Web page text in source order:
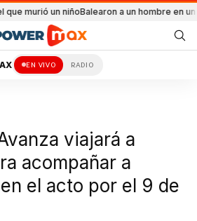
un niñoBalearon a un hombre en un conflicto
EN VIVO RADIO
viajará a
acompañar a
el acto por el 9 de